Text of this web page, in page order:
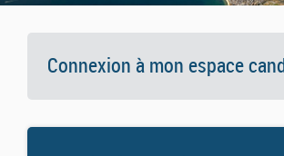
Connexion à mon espace